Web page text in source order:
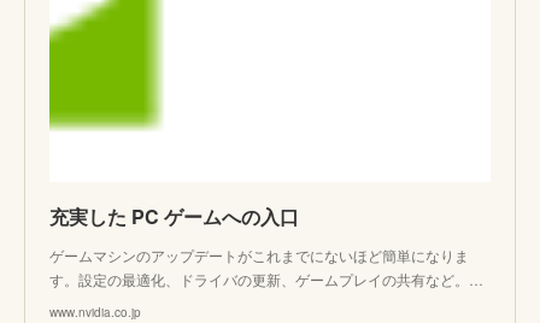
充実した PC ゲームへの入口
ゲームマシンのアップデートがこれまでにないほど簡単になりま
す。設定の最適化、ドライバの更新、ゲームプレイの共有など。…
www.nvidia.co.jp